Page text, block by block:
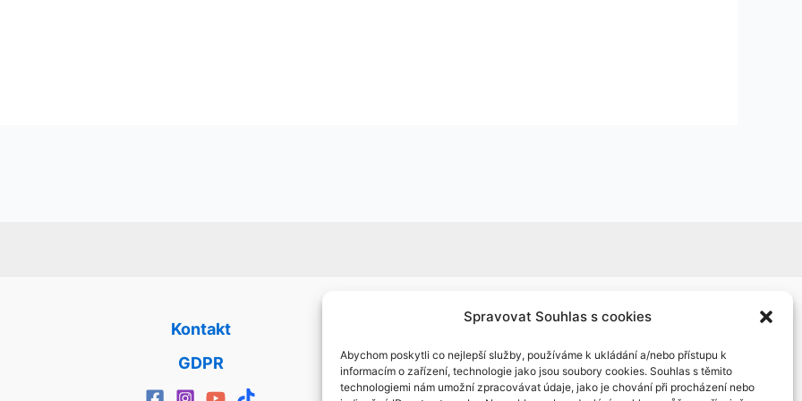
Spravovat Souhlas s cookies
Abychom poskytli co nejlepší služby, používáme k ukládání a/nebo přístupu k
informacím o zařízení, technologie jako jsou soubory cookies. Souhlas s těmito
technologiemi nám umožní zpracovávat údaje, jako je chování při procházení nebo
Kontakt
GDPR